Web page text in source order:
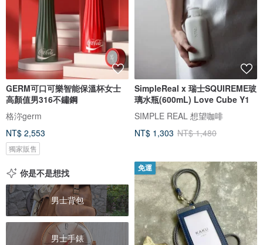
GERM可口可樂智能保溫杯女士
高顏值男316不鏽鋼
格沵germ
NT$ 2,553
獨家販售
SimpleReal x 瑞士SQUIREME玻
璃水瓶(600mL) Love Cube Y1
SIMPLE REAL 想望咖啡
NT$ 1,303 NT$ 1,480
你是不是想找
男士背包
男士手錶
免運